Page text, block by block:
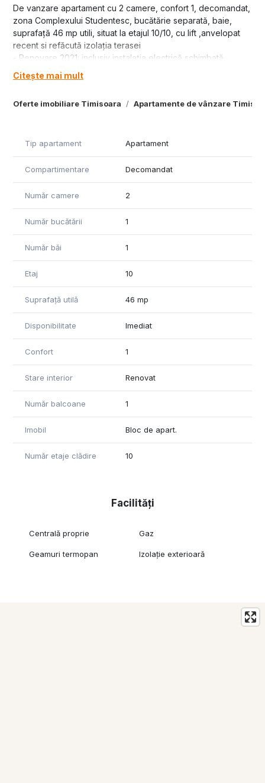
Oferte imobiliare Timisoara Apartamente de vânzare
De vanzare apartament cu 2 camere, confort 1, decomandat,
zona Complexului Studentesc, bucătărie separată, baie,
suprafață 46 mp utili, situat la etajul 10/10, cu lift ,anvelopat
recent si refăcută izolația terasei
- Renovare 2021: inclusiv instalația electrică schimbată
- centrală proprie schimbată la final de 2024 (încă în
garanție)
- bucătărie echipată + mașină de spălat vase
Preț: 105.000 €
Citește mai mult
Tip apartament Apartament
Compartimentare Decomandat
Număr camere 2
Număr bucătării 1
Număr băi 1
Etaj 10
Suprafață utilă 46 mp
Disponibilitate Imediat
Confort 1
Stare interior Renovat
Număr balcoane 1
Imobil Bloc de apart.
Număr etaje clădire 10
Facilități
Centrală proprie Gaz
Geamuri termopan Izolație exterioară